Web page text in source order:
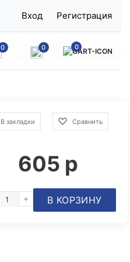
Вход Регистрация
0 0 0
В закладки Сравнить
605 р